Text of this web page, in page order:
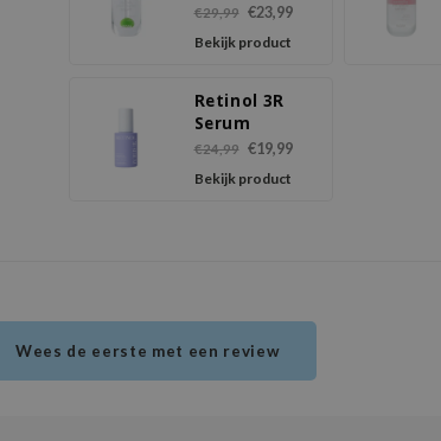
€29,99 €23,99
Bekijk product
Retinol 3R
Serum
€24,99 €19,99
Bekijk product
Wees de eerste met een review